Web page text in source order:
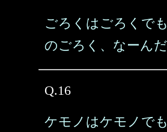
ごろくはごろくで
のごろく、なーんだ
Q.16
ケモノはケモノで